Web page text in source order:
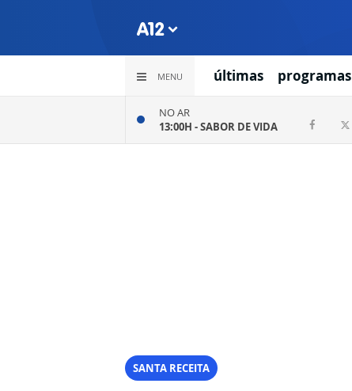
MENU últimas programas
NO AR
13:00H -SABOR DE VIDA
SANTA RECEITA